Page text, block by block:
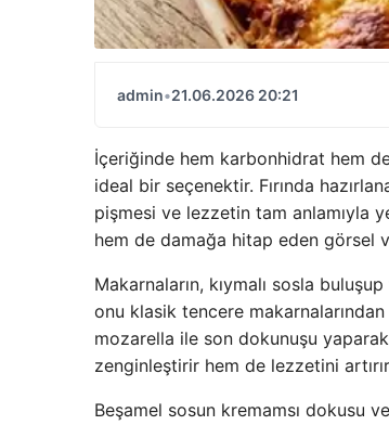
admin•21.06.2026 20:21
İçeriğinde hem karbonhidrat hem
ideal bir seçenektir. Fırında
pişmesi ve lezzetin tam anlamıyla
hem de damağa hitap eden görsel
Makarnaların, kıymalı sosla
onu klasik tencere
mozarella ile son dokunuşu
zenginleştirir hem de lezzetini
Beşamel sosun kremamsı dokusu